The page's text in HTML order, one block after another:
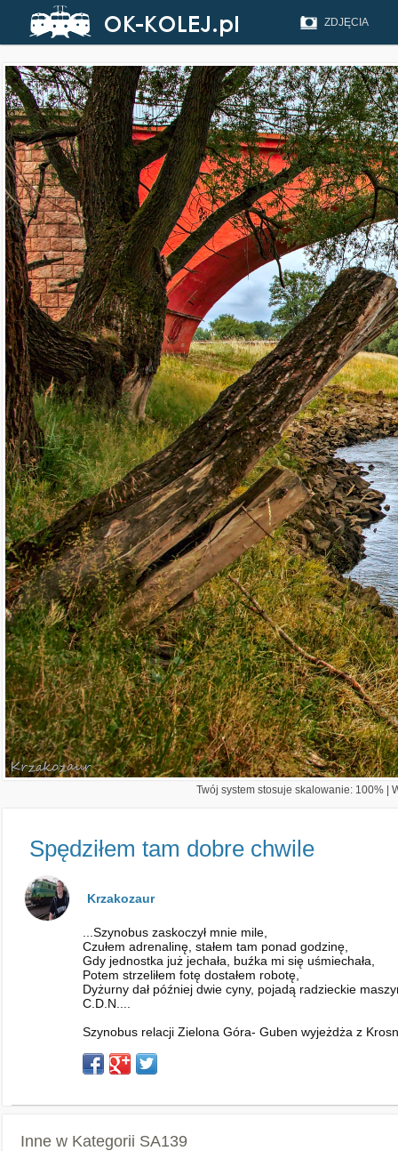
ZDJĘCIA
Twój system stosuje skalowanie: 100% |
Spędziłem tam dobre chwile
Krzakozaur
...Szynobus zaskoczył mnie mile,
Czułem adrenalinę, stałem tam ponad godzinę,
Gdy jednostka już jechała, buźka mi się uśmiechała,
Potem strzeliłem fotę dostałem robotę,
Dyżurny dał później dwie cyny, pojadą radzieckie
C.D.N....
Szynobus relacji Zielona Góra- Guben wyjeżdża z
Inne w Kategorii SA139